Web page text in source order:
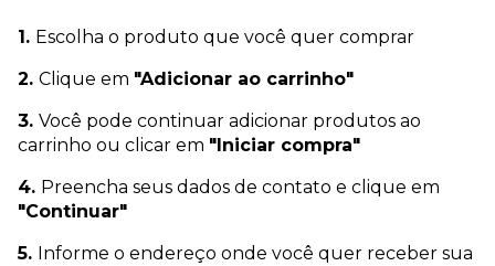
1. Escolha o produto que você quer comprar
2. Clique em "Adicionar ao carrinho"
3. Você pode continuar adicionar produtos ao
carrinho ou clicar em "Iniciar compra"
4. Preencha seus dados de contato e clique em
"Continuar"
5. Informe o endereço onde você quer receber sua